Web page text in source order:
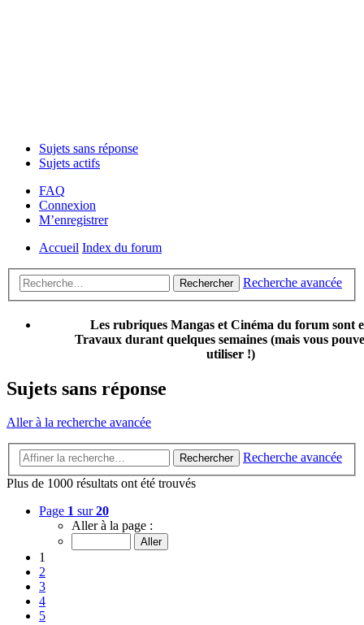
Sujets sans réponse
Sujets actifs
FAQ
Connexion
M’enregistrer
Accueil Index du forum
Rechercher Recherche avancée
Les rubriques Mangas et Cinéma du forum sont
Travaux durant quelques semaines (mais vous
utiliser !)
Sujets sans réponse
Aller à la recherche avancée
Rechercher
Recherche avancée
Plus de 1000 résultats ont été trouvés
Page 1 sur20
Aller à la page :
1
2
3
4
5